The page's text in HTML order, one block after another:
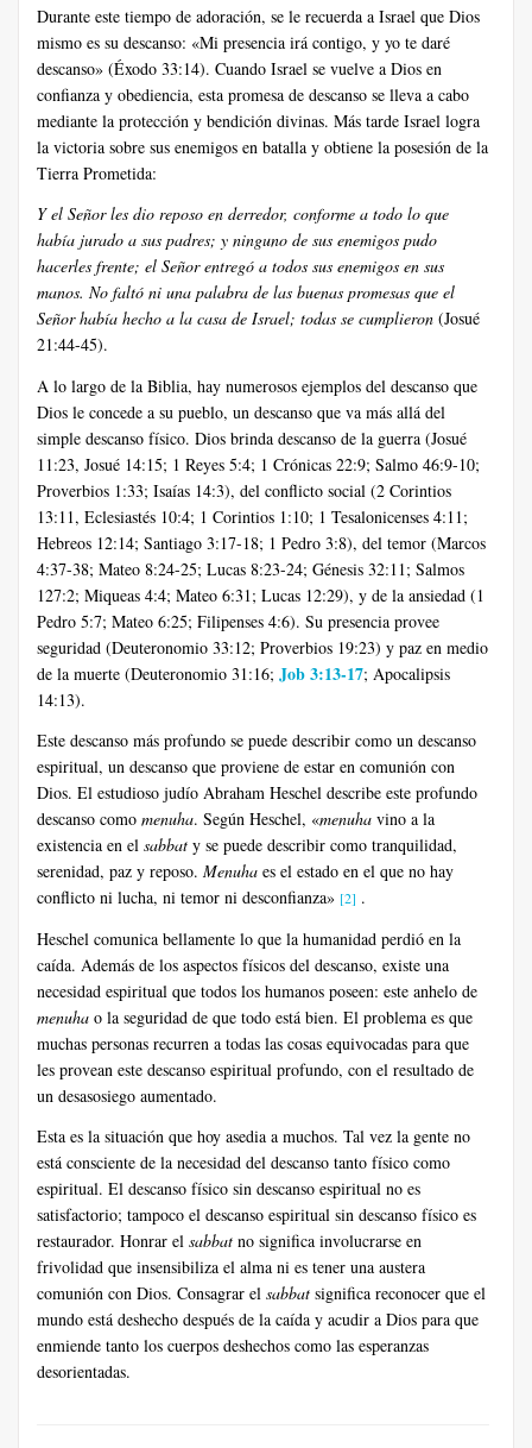
Durante este tiempo de adoración, se le recuerda a Israel que Dios
mismo es su descanso: «Mi presencia irá contigo, y yo te daré
descanso» (Éxodo 33:14). Cuando Israel se vuelve a Dios en
confianza y obediencia, esta promesa de descanso se lleva a cabo
mediante la protección y bendición divinas. Más tarde Israel logra
la victoria sobre sus enemigos en batalla y obtiene la posesión de la
Tierra Prometida:
Y el Señor les dio reposo en derredor, conforme a todo lo que
había jurado a sus padres; y ninguno de sus enemigos pudo
hacerles frente; el Señor entregó a todos sus enemigos en sus
manos. No faltó ni una palabra de las buenas promesas que el
Señor había hecho a la casa de Israel; todas se cumplieron (Josué
21:44-45).
A lo largo de la Biblia, hay numerosos ejemplos del descanso que
Dios le concede a su pueblo, un descanso que va más allá del
simple descanso físico. Dios brinda descanso de la guerra (Josué
11:23, Josué 14:15; 1 Reyes 5:4; 1 Crónicas 22:9; Salmo 46:9-10;
Proverbios 1:33; Isaías 14:3), del conflicto social (2 Corintios
13:11, Eclesiastés 10:4; 1 Corintios 1:10; 1 Tesalonicenses 4:11;
Hebreos 12:14; Santiago 3:17-18; 1 Pedro 3:8), del temor (Marcos
4:37-38; Mateo 8:24-25; Lucas 8:23-24; Génesis 32:11; Salmos
127:2; Miqueas 4:4; Mateo 6:31; Lucas 12:29), y de la ansiedad (1
Pedro 5:7; Mateo 6:25; Filipenses 4:6). Su presencia provee
seguridad (Deuteronomio 33:12; Proverbios 19:23) y paz en medio
de la muerte (Deuteronomio 31:16; Job 3:13-17; Apocalipsis
14:13).
Este descanso más profundo se puede describir como un descanso
espiritual, un descanso que proviene de estar en comunión con
Dios. El estudioso judío Abraham Heschel describe este profundo
descanso como menuha. Según Heschel, «menuha vino a la
existencia en el sabbat y se puede describir como tranquilidad,
serenidad, paz y reposo. Menuha es el estado en el que no hay
conflicto ni lucha, ni temor ni desconfianza» [2] .
Heschel comunica bellamente lo que la humanidad perdió en la
caída. Además de los aspectos físicos del descanso, existe una
necesidad espiritual que todos los humanos poseen: este anhelo de
menuha o la seguridad de que todo está bien. El problema es que
muchas personas recurren a todas las cosas equivocadas para que
les provean este descanso espiritual profundo, con el resultado de
un desasosiego aumentado.
Esta es la situación que hoy asedia a muchos. Tal vez la gente no
está consciente de la necesidad del descanso tanto físico como
espiritual. El descanso físico sin descanso espiritual no es
satisfactorio; tampoco el descanso espiritual sin descanso físico es
restaurador. Honrar el sabbat no significa involucrarse en
frivolidad que insensibiliza el alma ni es tener una austera
comunión con Dios. Consagrar el sabbat significa reconocer que el
mundo está deshecho después de la caída y acudir a Dios para que
enmiende tanto los cuerpos deshechos como las esperanzas
desorientadas.